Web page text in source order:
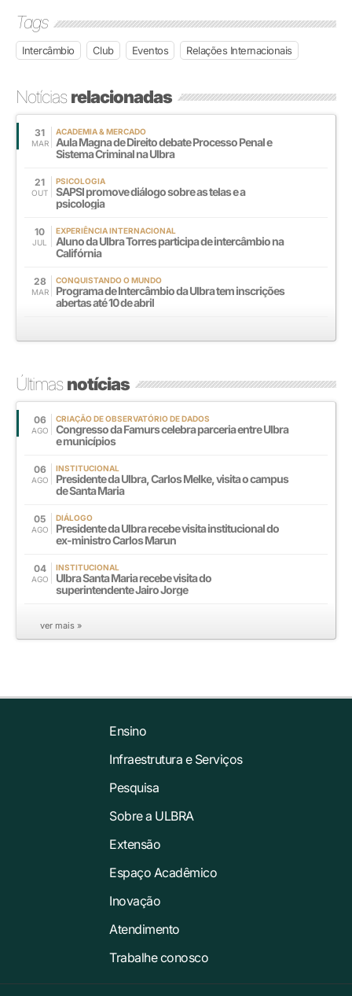
Tags
Intercâmbio Club Eventos Relações Internacionais
Notíciasrelacionadas
31
MAR
ACADEMIA & MERCADO
Aula Magna de Direito debate Processo Penal e
Sistema Criminal na Ulbra
21
OUT
PSICOLOGIA
SAPSI promove diálogo sobre as telas e a
psicologia
10
JUL
EXPERIÊNCIA INTERNACIONAL
Aluno da Ulbra Torres participa de intercâmbio na
Califórnia
28
MAR
CONQUISTANDO O MUNDO
Programa de Intercâmbio da Ulbra tem inscrições
abertas até 10 de abril
Últimasnotícias
06
AGO
CRIAÇÃO DE OBSERVATÓRIO DE DADOS
Congresso da Famurs celebra parceria entre Ulbra
e municípios
06
AGO
INSTITUCIONAL
Presidente da Ulbra, Carlos Melke, visita o campus
de Santa Maria
05
AGO
DIÁLOGO
Presidente da Ulbra recebe visita institucional do
ex-ministro Carlos Marun
04
AGO
INSTITUCIONAL
Ulbra Santa Maria recebe visita do
superintendente Jairo Jorge
ver mais »
Ensino
Infraestrutura e Serviços
Pesquisa
Sobre a ULBRA
Extensão
Espaço Acadêmico
Inovação
Atendimento
Trabalhe conosco